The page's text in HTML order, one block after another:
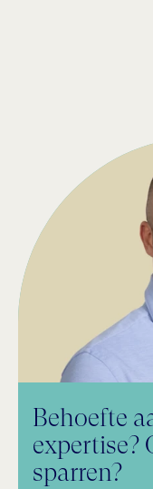
Behoefte
expertise?
sparren?